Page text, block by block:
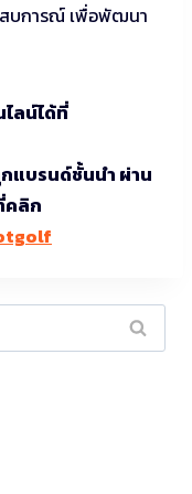
สบการณ์ เพื่อพัฒนา
ลน์ได้ที่
แบรนด์ชั้นนำ ผ่าน
คลิก